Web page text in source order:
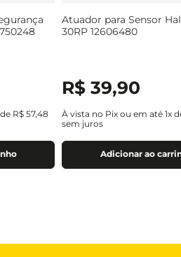
R$ 57,48
Atuador para Sensor
30RP 12606480
R$ 39,90
À vista no Pix ou em até 1x
sem juros
Adicionar ao